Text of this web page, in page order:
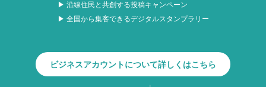
▶ 沿線住民と共創する投稿キャンペーン
▶ 全国から集客できるデジタルスタンプラリー
ビジネスアカウントについて詳しくはこちら